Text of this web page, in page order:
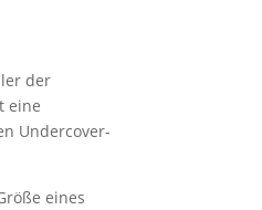
der
eine
Undercover-
eines